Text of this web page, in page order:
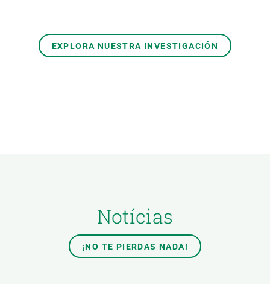
EXPLORA NUESTRA INVESTIGACIÓN
Notícias
¡NO TE PIERDAS NADA!